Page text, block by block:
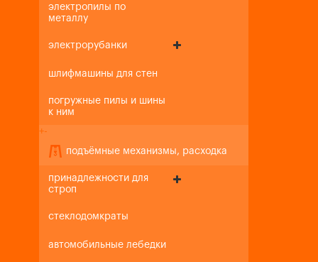
электропилы по
металлу
электрорубанки
шлифмашины для стен
погружные пилы и шины
к ним
+-
подъёмные механизмы, расходка
принадлежности для
строп
стеклодомкраты
автомобильные лебедки